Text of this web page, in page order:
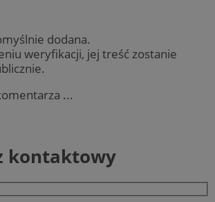
dodana.
weryfikacji, jej treść zostanie
...
kontaktowy